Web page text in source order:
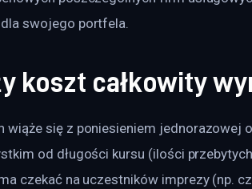
swojego portfela.
koszt całkowity
wiąże się z poniesieniem jednorazowej
od długości kursu (ilości
czekać na uczestników imprezy (np.